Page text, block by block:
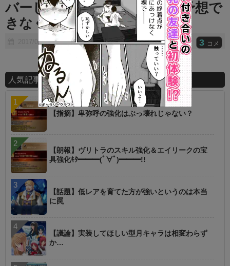
バーじゃなくね？ ⇒ 全然予想で
きなくてワロタｗｗｗｗ
2017/08/01 3 コメ
人気記事ランキング
【指摘】卑弥呼の強化はぶっ壊れじゃない？
【朗報】ヴリトラのスキル強化＆エイリークの宝
具強化ｷﾀ━━━(ﾟ∀ﾟ)━━━!!
【話題】低レアを育てた方が強いというのは本当
に罠
【議論】実装してほしい型月キャラは相変わらず
か…